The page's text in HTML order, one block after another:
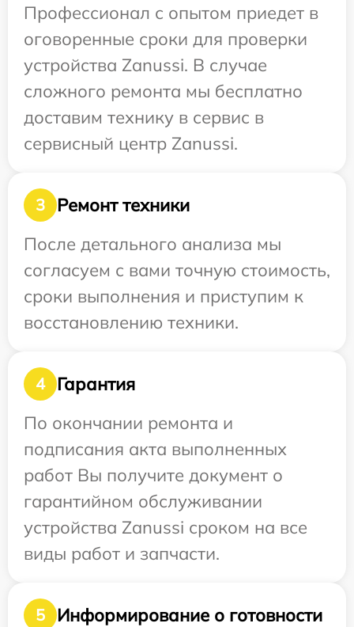
Профессионал с опытом приедет в
оговоренные сроки для проверки
устройства Zanussi. В случае
сложного ремонта мы бесплатно
доставим технику в сервис в
сервисный центр Zanussi.
3
Ремонт техники
После детального анализа мы
согласуем с вами точную стоимость,
сроки выполнения и приступим к
восстановлению техники.
4
Гарантия
По окончании ремонта и
подписания акта выполненных
работ Вы получите документ о
гарантийном обслуживании
устройства Zanussi сроком на все
виды работ и запчасти.
5
Информирование о готовности